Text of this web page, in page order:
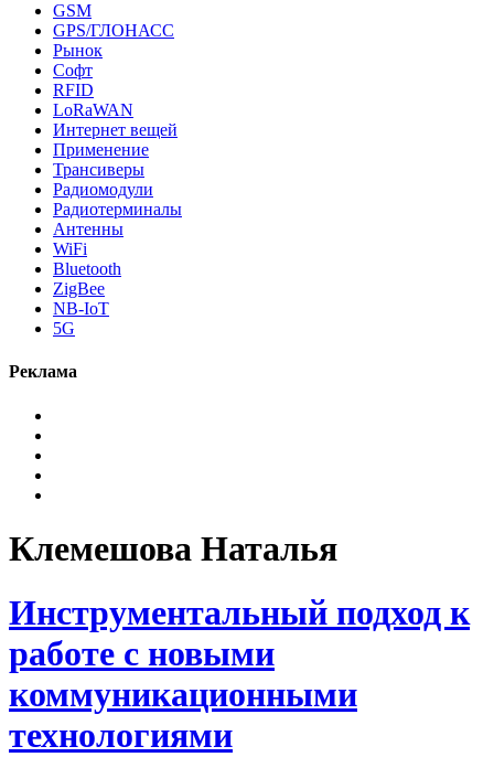
GSM
GPS/ГЛОНАСС
Рынок
Софт
RFID
LoRaWAN
Интернет вещей
Применение
Трансиверы
Радиомодули
Радиотерминалы
Антенны
WiFi
Bluetooth
ZigBee
NB-IoT
5G
Реклама
Клемешова Наталья
Инструментальный подход к
работе с новыми
коммуникационными
технологиями